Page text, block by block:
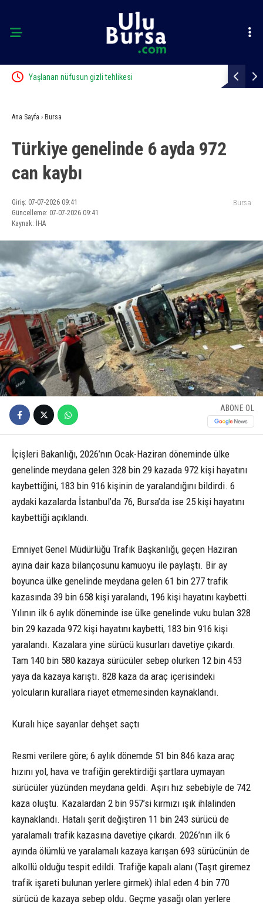
Yaşlanan nüfusun gizli tehlikesi Polisin
Ana Sayfa › Bursa
Türkiye genelinde 6 ayda 972
can kaybı
Giriş: 07-07-2026 09:41
Güncelleme: 07-07-2026 09:41
Kaynak: İHA
Bursa
ABONE OL
İçişleri Bakanlığı, 2026’nın Ocak-Haziran döneminde ülke
genelinde meydana gelen 328 bin 29 kazada 972 kişi hayatını
kaybettiğini, 183 bin 916 kişinin de yaralandığını bildirdi. 6
aydaki kazalarda İstanbul’da 76, Bursa’da ise 25 kişi hayatını
kaybettiği açıklandı.
Emniyet Genel Müdürlüğü Trafik Başkanlığı, geçen Haziran
ayına dair kaza bilançosunu kamuoyu ile paylaştı. Bir ay
boyunca ülke genelinde meydana gelen 61 bin 277 trafik
kazasında 39 bin 658 kişi yaralandı, 196 kişi hayatını kaybetti.
Yılının ilk 6 aylık döneminde ise ülke genelinde vuku bulan 328
bin 29 kazada 972 kişi hayatını kaybetti, 183 bin 916 kişi
yaralandı. Kazalara yine sürücü kusurları davetiye çıkardı.
Tam 140 bin 580 kazaya sürücüler sebep olurken 12 bin 453
yaya da kazaya karıştı. 828 kaza da araç içerisindeki
yolcuların kurallara riayet etmemesinden kaynaklandı.
Kuralı hiçe sayanlar dehşet saçtı
Resmi verilere göre; 6 aylık dönemde 51 bin 846 kaza araç
hızını yol, hava ve trafiğin gerektirdiği şartlara uymayan
sürücüler yüzünden meydana geldi. Aşırı hız sebebiyle de 742
kaza oluştu. Kazalardan 2 bin 957’si kırmızı ışık ihlalinden
kaynaklandı. Hatalı şerit değiştiren 11 bin 243 sürücü de
yaralamalı trafik kazasına davetiye çıkardı. 2026’nın ilk 6
ayında ölümlü ve yaralamalı kazaya karışan 693 sürücünün de
alkollü olduğu tespit edildi. Trafiğe kapalı alanı (Taşıt giremez
trafik işareti bulunan yerlere girmek) ihlal eden 4 bin 770
sürücü de kazaya sebep oldu. Geçme yasağı olan yerlere